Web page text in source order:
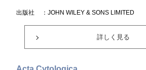
出版社 ：JOHN WILEY & SONS LIMITED
詳しく見る